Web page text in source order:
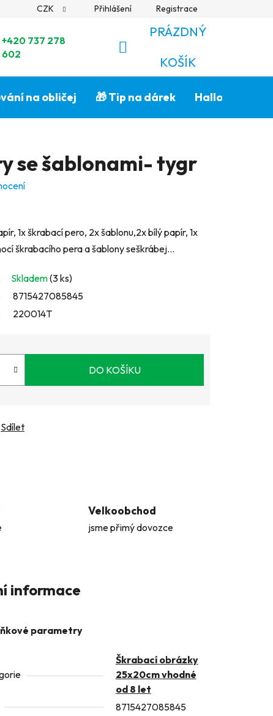
CZK Přihlášení Registrace
+420 737 278
602
NÁKUPNÍ
KOŠÍK
PRÁZDNÝ
KOŠÍK
na obličej 🎁 Tip na dárek Halloween🎃
se šablonami- tygr
1x škrabací pero, 2x šablonu,2x bílý papír, 1x
škrabacího pera a šablony seškrábej...
Skladem(3 ks)
8715427085845
220014T
DO KOŠÍKU
Sdílet
Velkoobchod
jsme přimý dovozce
informace
parametry
Škrabací obrázky
25x20cm vhodné
od 8 let
8715427085845